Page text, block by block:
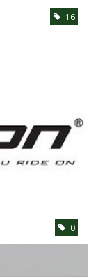
16
0